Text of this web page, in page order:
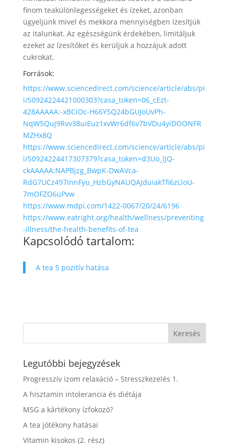
finom teakülönlegességeket és ízeket, azonban
ügyeljünk mivel és mekkora mennyiségben ízesítjük
az italunkat. Az egészségünk érdekében, limitáljuk
ezeket az ízesítőket és kerüljük a hozzájuk adott
cukrokat.
Források:
https://www.sciencedirect.com/science/article/abs/pi
i/S0924224421000303?casa_token=06_cEzt-
428AAAAA:-xBCiOc-H66Y5Q24bGUJoUvPh-
NqW5QuJ9Rvv38uiEuz1xvWr6df6v7bVDu4yiDOONFR
MZHx8Q
https://www.sciencedirect.com/science/article/abs/pi
i/S0924224417307379?casa_token=d3Uo_lJQ-
ckAAAAA:NAPBjzg_BwpK-DwAVca-
RdG7UCz497innFyu_HzbGyNAUQAJduiakTfi6zLloU-
7mOFZO6uPvw
https://www.mdpi.com/1422-0067/20/24/6196
https://www.eatright.org/health/wellness/preventing
-illness/the-health-benefits-of-tea
Kapcsolódó tartalom:
A tea 5 pozitív hatása
Legutóbbi bejegyzések
Progresszív izom relaxáció – Stresszkezelés 1.
A hisztamin intolerancia és diétája
MSG a kártékony ízfokozó?
A tea jótékony hatásai
Vitamin kisokos (2. rész)